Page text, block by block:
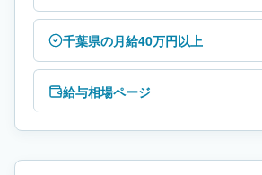
千葉県の月給40万円以上
給与相場ページ